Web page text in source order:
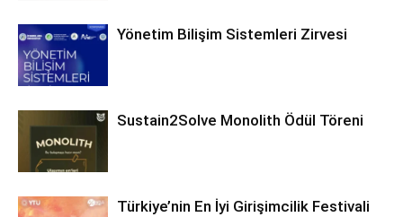
Yönetim Bilişim Sistemleri Zirvesi
Sustain2Solve Monolith Ödül Töreni
Türkiye’nin En İyi Girişimcilik Festivali